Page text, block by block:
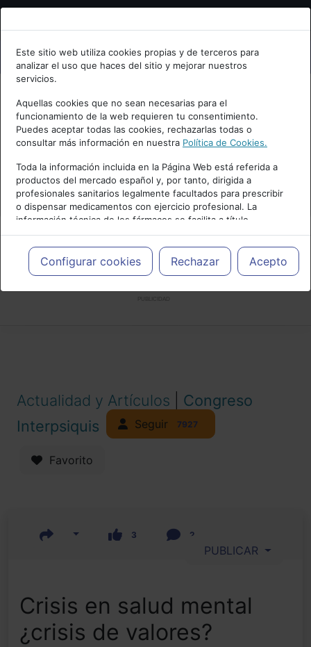
Bienvenid@ a psiquiatria.com
Escribe tu Email
Accede o regístrate con tu email.
Cancelar
Este sitio web utiliza cookies propias y de terceros para
analizar el uso que haces del sitio y mejorar nuestros
servicios.
Aquellas cookies que no sean necesarias para el
funcionamiento de la web requieren tu consentimiento.
Puedes aceptar todas las cookies, rechazarlas todas o
consultar más información en nuestra Política de Cookies.
Toda la información incluida en la Página Web está referida a
productos del mercado español y, por tanto, dirigida a
profesionales sanitarios legalmente facultados para prescribir
o dispensar medicamentos con ejercicio profesional. La
información técnica de los fármacos se facilita a título
meramente informativo, siendo responsabilidad de los
profesionales facultados prescribir medicamentos y decidir, en
cada caso concreto, el tratamiento más adecuado a las
necesidades del paciente.
Configurar cookies Rechazar Acepto
Actualidad y Artículos
Congreso
Interpsiquis
Seguir 7927
Favorito
3 2
PUBLICAR
Crisis en salud mental
¿crisis de valores?